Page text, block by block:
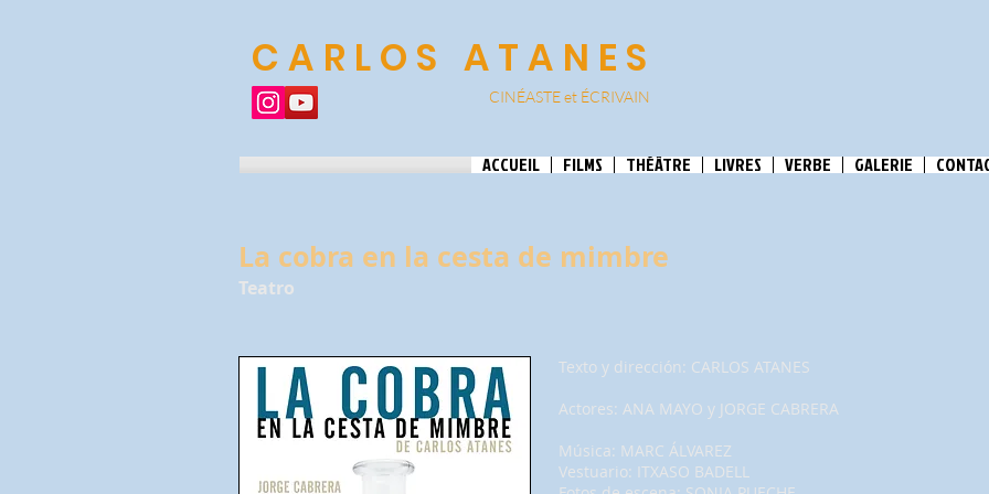
CARLOS ATANES
CINÉASTE et ÉCRIVAIN
ACCUEIL FILMS THÉÂTRE LIVRES VERBE GALERIE
La cobra en la cesta de mimbre
Teatro
Texto y dirección: CARLOS ATANES
Actores: ANA MAYO y JORGE CABRERA
Música: MARC ÁLVAREZ
Vestuario: ITXASO BADELL